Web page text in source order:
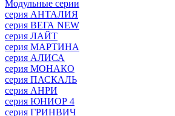
Модульные серии
серия АНТАЛИЯ
серия ВЕГА NEW
серия ЛАЙТ
серия МАРТИНА
серия АЛИСА
серия МОНАКО
серия ПАСКАЛЬ
серия АНРИ
серия ЮНИОР 4
серия ГРИНВИЧ